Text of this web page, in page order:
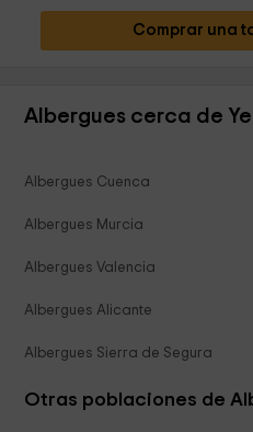
Comprar una
Albergues cerca de
Albergues Cuenca
Albergues Murcia
Albergues Valencia
Albergues Alicante
Albergues Sierra de Segura
Otras poblaciones de